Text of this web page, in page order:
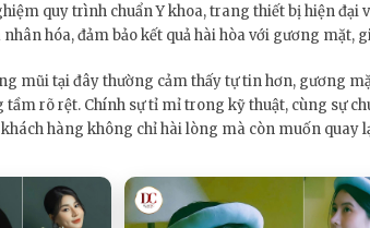
quy trình chuẩn Y khoa, trang thiết bị hiện đại
nhân hóa, đảm bảo kết quả hài hòa với gương mặt,
mũi tại đây thường cảm thấy tự tin hơn, gương
tầm rõ rệt. Chính sự tỉ mỉ trong kỹ thuật, cùng sự
hàng không chỉ hài lòng mà còn muốn quay